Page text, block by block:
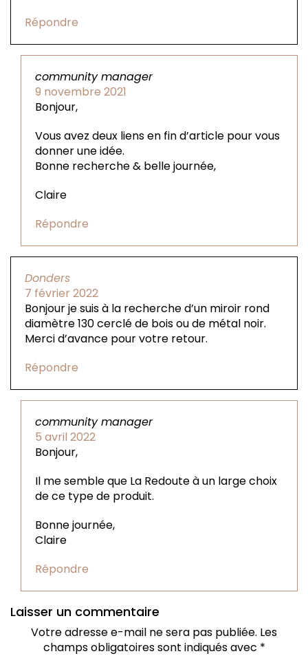
Répondre
community manager
9 novembre 2021
Bonjour,
Vous avez deux liens en fin d’article pour vous
donner une idée.
Bonne recherche & belle journée,
Claire
Répondre
Donders
7 février 2022
Bonjour je suis à la recherche d’un miroir rond
diamètre 130 cerclé de bois ou de métal noir.
Merci d’avance pour votre retour.
Répondre
community manager
5 avril 2022
Bonjour,
Il me semble que La Redoute à un large choix
de ce type de produit.
Bonne journée,
Claire
Répondre
Laisser un commentaire
Votre adresse e-mail ne sera pas publiée. Les
champs obligatoires sont indiqués avec *